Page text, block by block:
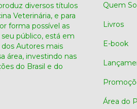
diversos títulos
Veterinária, e para
forma possível as
público, está em
Autores mais
área, investindo nas
do Brasil e do
Quem
Livros
E-book
Área do